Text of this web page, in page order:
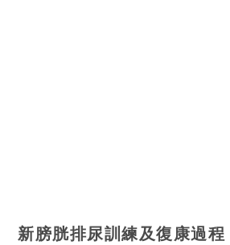
新膀胱排尿訓練及復康過程